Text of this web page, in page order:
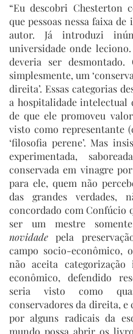
“Eu descobri Chesterton
que pessoas nessa faixa
autor. Já introduzi
universidade onde
deveria ser
simplesmente, um
direita’. Essas categorias
a hospitalidade intelectual
de que ele promoveu
visto como representante
‘filosofia perene’. Mas
experimentada,
conservada em vinagre
para ele, quem não
das grandes verdades,
concordado com Confúcio
ser um mestre
novidade pela
campo socio-econômico,
não aceita categorização
econômico, defendido
seria visto como
conservadores da direita, e
por alguns radicais da
mundo possa abrir os